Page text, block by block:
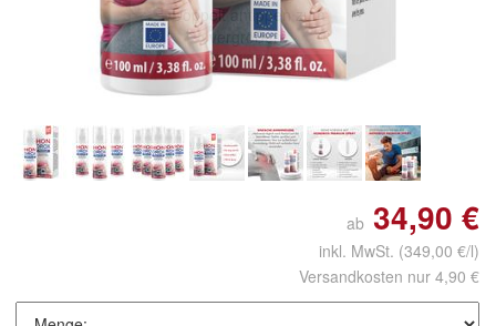
Doppelt antippen zum
vergrößern
ab 34,90 €
inkl. MwSt. (349,00 €/l)
Versandkosten nur 4,90 €